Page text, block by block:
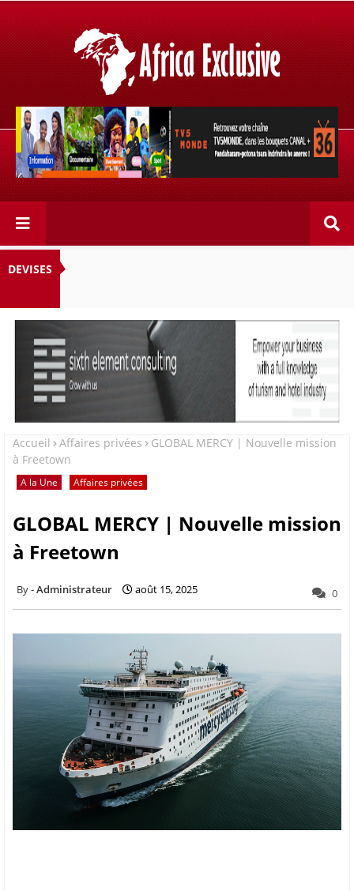
Retrouvez votre chaîne @TV5MONDE, dans les bouquets
CANAL+ 36 . Fandaharam-potoana tsara indrindra ho
anareo!
DEVISES
Accueil Affaires privées
GLOBAL MERCY | Nouvelle mission
à Freetown
A la Une Affaires privées
GLOBAL MERCY | Nouvelle mission
à Freetown
Administrateur août 15, 2025 0